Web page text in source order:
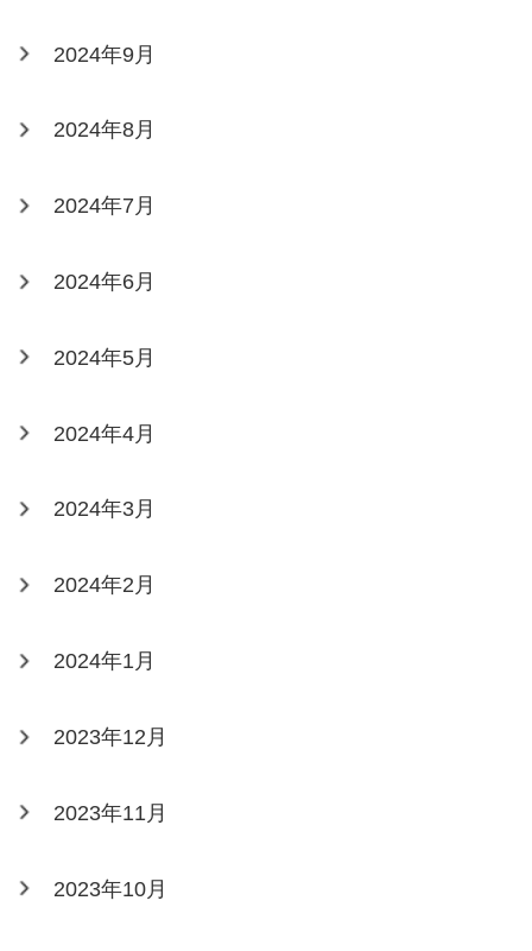
2024年9月
2024年8月
2024年7月
2024年6月
2024年5月
2024年4月
2024年3月
2024年2月
2024年1月
2023年12月
2023年11月
2023年10月